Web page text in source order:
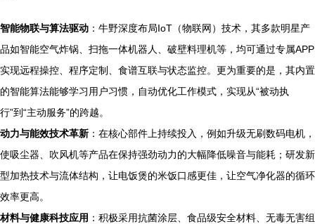
智能物联与算法驱动 ：牛野深度布局IoT（物联网）技术，其多款明星产
品如智能空气炸锅、扫拖一体机器人、破壁料理机等，均可通过专属APP
实现远程操控、程序定制、食谱互联与状态监控。更为重要的是，其内置
的智能算法能够学习用户习惯，自动优化工作模式，实现从“被动执
行”到“主动服务”的跨越。
动力与能效技术革新 ：在核心部件上持续投入，例如升级无刷数码电机，
使吸尘器、吹风机等产品在保持强劲动力的大幅降低噪音与能耗；研发新
型加热技术与流体结构，让电饭煲的米饭口感更佳，让空气净化器的循环
效率更高。
材料与健康科技应用 ：积极采用抗菌涂层、食品级安全材料、无毒无害组